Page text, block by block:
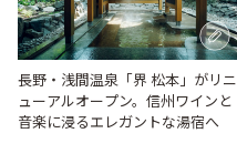
長野・浅間温泉「界 松本」がリニ
ューアルオープン。信州ワインと
音楽に浸るエレガントな湯宿へ